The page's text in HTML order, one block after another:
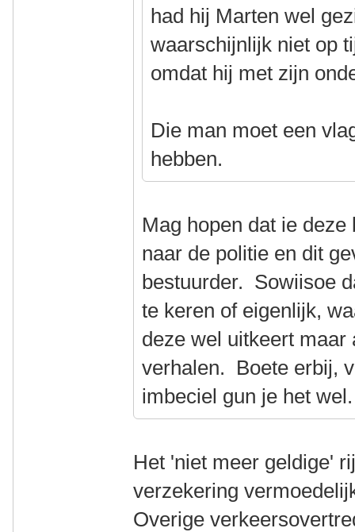
had hij Marten wel
waarschijnlijk niet op
omdat hij met zijn
Die man moet een
hebben.
Mag hopen dat ie
naar de politie en dit
bestuurder. Sowiisoe
te keren of eigenlijk,
deze wel uitkeert
verhalen. Boete erbij,
imbeciel gun je het wel.
Het 'niet meer geldige'
verzekering
Overige